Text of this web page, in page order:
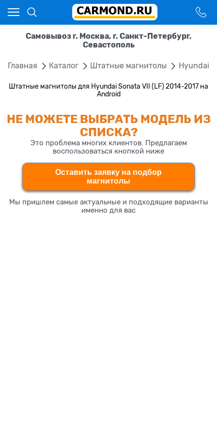
Самовывоз г. Москва, г. Санкт-Петербург,
Севастополь
Главная Каталог Штатные магнитолы Hyundai
Штатные магнитолы для Hyundai Sonata VII (LF) 2014-2017 на
Android
НЕ МОЖЕТЕ ВЫБРАТЬ МОДЕЛЬ ИЗ
СПИСКА?
Это проблема многих клиентов. Предлагаем
воспользоваться кнопкой ниже
Оставить заявку на подбор
магнитолы
Мы пришлем самые актуальные и подходящие варианты
именно для вас